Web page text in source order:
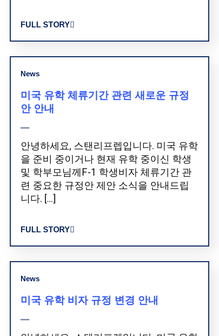
FULL STORY
News
미국 유학 체류기간 관련 새로운 규정
안 안내
안녕하세요, 스탠리프렙입니다. 미국 유학
을 준비 중이거나 현재 유학 중이신 학생
및 학부모님께F-1 학생비자 체류기간 관
련 중요한 규정안 제안 소식을 안내드립
니다. […]
FULL STORY
News
미국 유학 비자 규정 변경 안내